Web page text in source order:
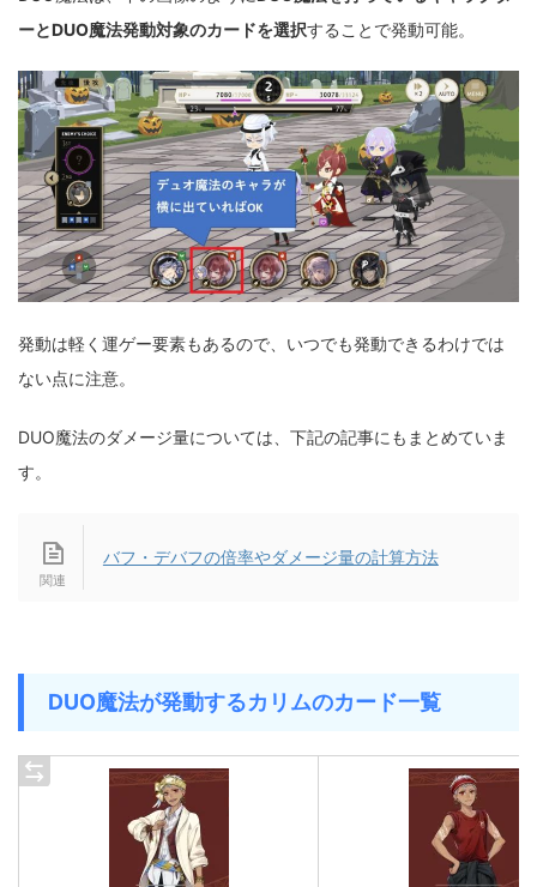
ーとDUO魔法発動対象のカードを選択することで発動可能。
発動は軽く運ゲー要素もあるので、いつでも発動できるわけでは
ない点に注意。
DUO魔法のダメージ量については、下記の記事にもまとめていま
す。
バフ・デバフの倍率やダメージ量の計算方法
DUO魔法が発動するカリムのカード一覧